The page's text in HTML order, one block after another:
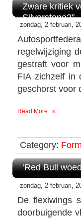
Zware kritiek
Silverstone?"
zondag, 2 februari,
regelwijziging
gestraft voor
FIA zichzelf in
geschorst voor
Read More...»
Category:
‘Red Bull
zondag, 2 februari,
De flexiwings
doorbuigende